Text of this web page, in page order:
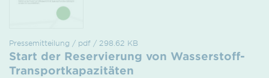
Pressemitteilung / pdf / 298.62 KB
Start der Reservierung von Wasserstoff-
Transportkapazitäten